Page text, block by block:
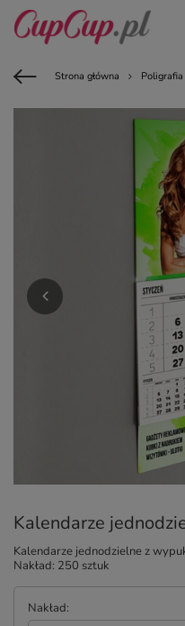
Strona główna Poligrafia
Kalendarze
Kalendarze jednodzielne z
Nakład: 250 sztuk
Nakład